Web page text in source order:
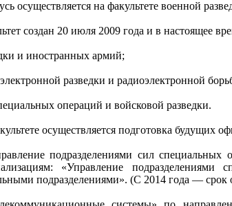
осуществляется на факультете военной
создан 20 июля 2009 года и в настоящее
и иностранных армий;
разведки и радиоэлектронной
операций и войсковой разведки.
осуществляется подготовка будущих
подразделениями сил
«Управление подразделениями
подразделениями». (С 2014 года — срок